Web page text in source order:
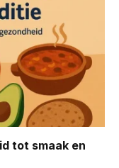
tot smaak en